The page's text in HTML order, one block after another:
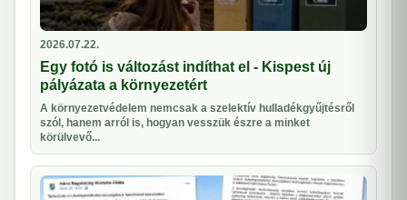
2026.07.22.
Egy fotó is változást indíthat el - Kispest új
pályázata a környezetért
A környezetvédelem nemcsak a szelektív hulladékgyűjtésről
szól, hanem arról is, hogyan vesszük észre a minket
körülvevő...